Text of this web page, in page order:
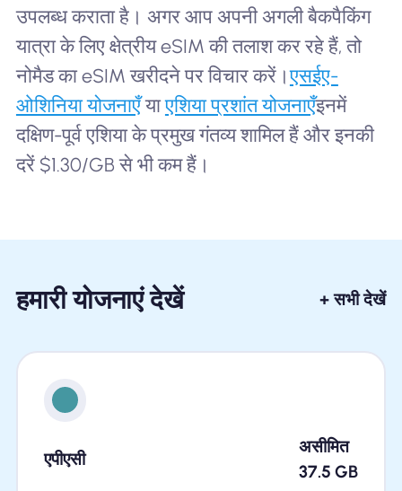
उपलब्ध कराता है। अगर आप अपनी अगली बैकपैकिंग
यात्रा के लिए क्षेत्रीय eSIM की तलाश कर रहे हैं, तो
नोमैड का eSIM खरीदने पर विचार करें।एसईए-
ओशिनिया योजनाएँयाएशिया प्रशांत योजनाएँइनमें
दक्षिण-पूर्व एशिया के प्रमुख गंतव्य शामिल हैं और इनकी
दरें $1.30/GB से भी कम हैं।
हमारी योजनाएं देखें + सभी देखें
एपीएसी
असीमित
37.5 GB